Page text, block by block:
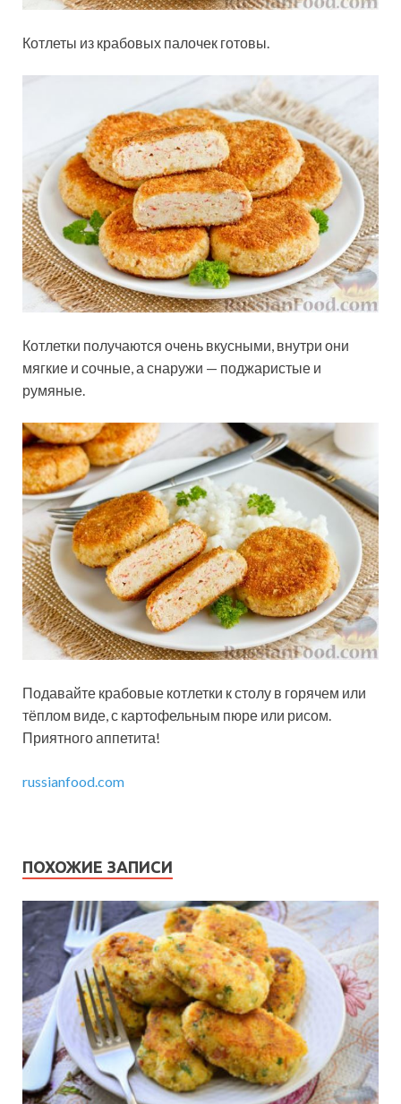
Котлеты из крабовых палочек готовы.
Котлетки получаются очень вкусными, внутри они
мягкие и сочные, а снаружи — поджаристые и
румяные.
Подавайте крабовые котлетки к столу в горячем или
тёплом виде, с картофельным пюре или рисом.
Приятного аппетита!
russianfood.com
ПОХОЖИЕ ЗАПИСИ